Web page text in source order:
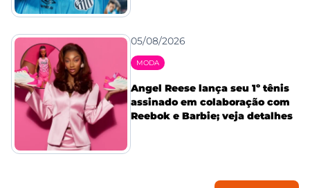
05/08/2026
MODA
Angel Reese lança seu 1º tênis
assinado em colaboração com
Reebok e Barbie; veja detalhes